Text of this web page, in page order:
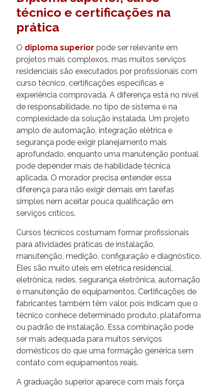
técnico e certificações na
prática
O diploma superior pode ser relevante em
projetos mais complexos, mas muitos serviços
residenciais são executados por profissionais com
curso técnico, certificações específicas e
experiência comprovada. A diferença está no nível
de responsabilidade, no tipo de sistema e na
complexidade da solução instalada. Um projeto
amplo de automação, integração elétrica e
segurança pode exigir planejamento mais
aprofundado, enquanto uma manutenção pontual
pode depender mais de habilidade técnica
aplicada. O morador precisa entender essa
diferença para não exigir demais em tarefas
simples nem aceitar pouca qualificação em
serviços críticos.
Cursos técnicos costumam formar profissionais
para atividades práticas de instalação,
manutenção, medição, configuração e diagnóstico.
Eles são muito úteis em elétrica residencial,
eletrônica, redes, segurança eletrônica, automação
e manutenção de equipamentos. Certificações de
fabricantes também têm valor, pois indicam que o
técnico conhece determinado produto, plataforma
ou padrão de instalação. Essa combinação pode
ser mais adequada para muitos serviços
domésticos do que uma formação genérica sem
contato com equipamentos reais.
A graduação superior aparece com mais força